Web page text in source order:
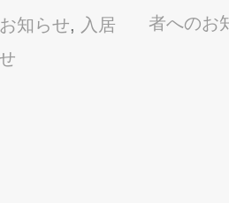
お知らせ, 入居
者へのお